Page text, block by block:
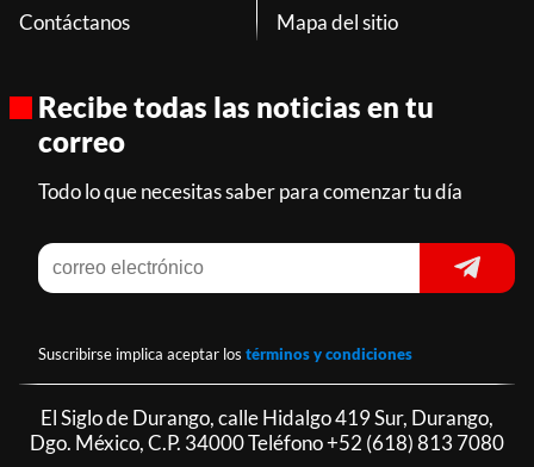
Contáctanos
Mapa del sitio
Recibe todas las noticias en tu
correo
Todo lo que necesitas saber para comenzar tu día
Suscribirse implica aceptar los términos y condiciones
El Siglo de Durango, calle Hidalgo 419 Sur, Durango,
Dgo. México, C.P. 34000 Teléfono+52 (618) 813 7080